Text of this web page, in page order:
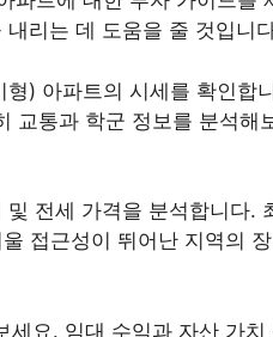
리는 데 도움을 줄 것입니
) 아파트의 시세를 확인합
교통과 학군 정보를 분석해
전세 가격을 분석합니다.
접근성이 뛰어난 지역의
요. 임대 수익과 자산 가